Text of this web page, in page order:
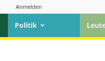
Anmelden
Politik